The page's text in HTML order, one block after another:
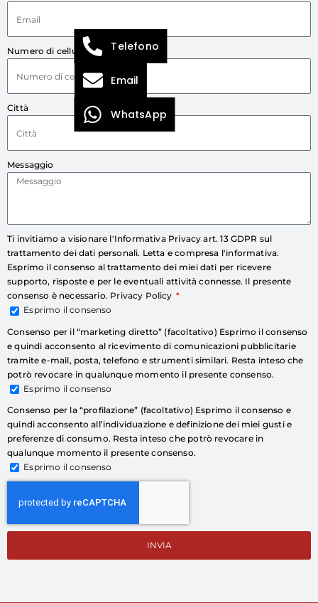
Numero di cellulare
Città
Messaggio
Ti invitiamo a visionare l'Informativa Privacy art. 13 GDPR sul
trattamento dei dati personali. Letta e compresa l'informativa.
Esprimo il consenso al trattamento dei miei dati per ricevere
supporto, risposte e per le eventuali attività connesse. Il presente
consenso è necessario. Privacy Policy
Esprimo il consenso
Consenso per il “marketing diretto” (facoltativo) Esprimo il consenso
e quindi acconsento al ricevimento di comunicazioni pubblicitarie
tramite e-mail, posta, telefono e strumenti similari. Resta inteso che
potrò revocare in qualunque momento il presente consenso.
Esprimo il consenso
Consenso per la “profilazione” (facoltativo) Esprimo il consenso e
quindi acconsento all’individuazione e definizione dei miei gusti e
preferenze di consumo. Resta inteso che potrò revocare in
qualunque momento il presente consenso.
Esprimo il consenso
INVIA
Telefono
Email
WhatsApp